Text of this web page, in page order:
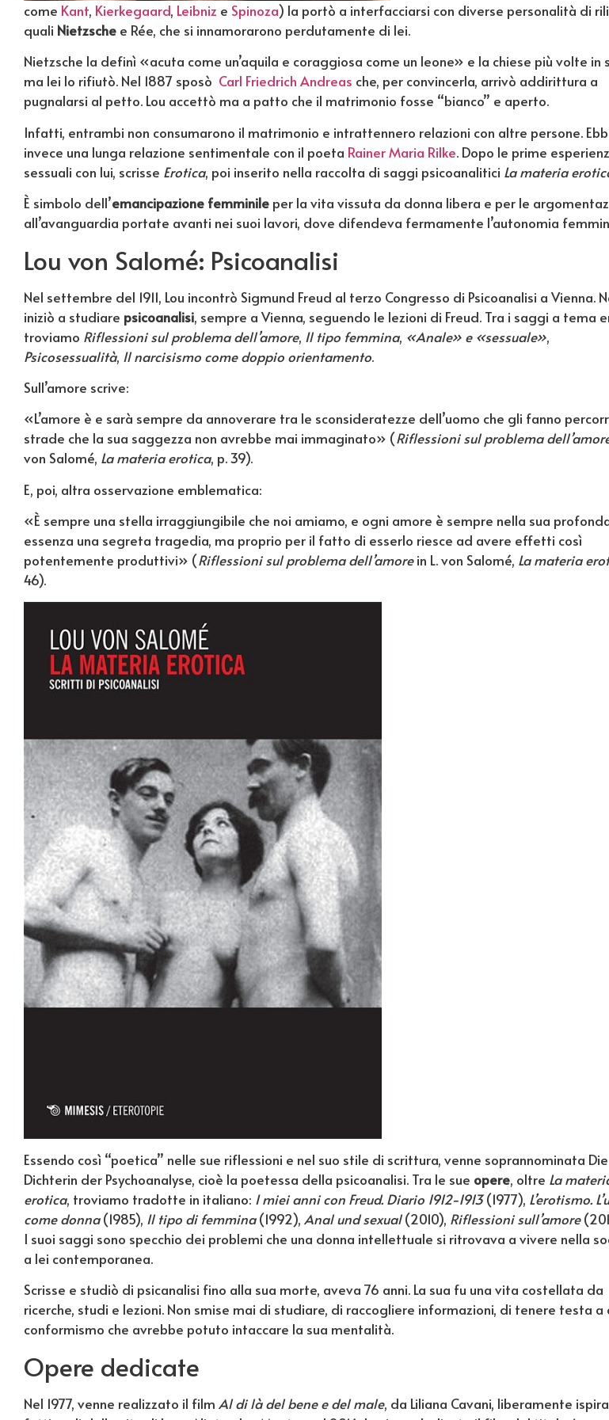
come Kant, Kierkegaard, Leibniz e Spinoza) la portò a interfacciarsi con diverse personalità di
quali Nietzsche e Rée, che si innamorarono perdutamente di lei.
Nietzsche la definì «acuta come un’aquila e coraggiosa come un leone» e la chiese più volte in
ma lei lo rifiutò. Nel 1887 sposò Carl Friedrich Andreas che, per convincerla, arrivò addirittura a
pugnalarsi al petto. Lou accettò ma a patto che il matrimonio fosse “bianco” e aperto.
Infatti, entrambi non consumarono il matrimonio e intrattennero relazioni con altre persone.
invece una lunga relazione sentimentale con il poeta Rainer Maria Rilke. Dopo le prime
sessuali con lui, scrisse Erotica, poi inserito nella raccolta di saggi psicoanalitici La materia
È simbolo dell’emancipazione femminile per la vita vissuta da donna libera e per le
all’avanguardia portate avanti nei suoi lavori, dove difendeva fermamente l’autonomia
Lou von Salomé: Psicoanalisi
Nel settembre del 1911, Lou incontrò Sigmund Freud al terzo Congresso di Psicoanalisi a Vienna.
iniziò a studiare psicoanalisi, sempre a Vienna, seguendo le lezioni di Freud. Tra i saggi a tema
troviamo Riflessioni sul problema dell’amore, Il tipo femmina, «Anale» e «sessuale»,
Psicosessualità, Il narcisismo come doppio orientamento.
Sull’amore scrive:
«L’amore è e sarà sempre da annoverare tra le sconsideratezze dell’uomo che gli fanno
strade che la sua saggezza non avrebbe mai immaginato» (Riflessioni sul problema
von Salomé, La materia erotica, p. 39).
E, poi, altra osservazione emblematica:
«È sempre una stella irraggiungibile che noi amiamo, e ogni amore è sempre nella sua
essenza una segreta tragedia, ma proprio per il fatto di esserlo riesce ad avere effetti così
potentemente produttivi» (Riflessioni sul problema dell’amorein L. von Salomé, La materia
46).
Essendo così “poetica” nelle sue riflessioni e nel suo stile di scrittura, venne soprannominata Die
Dichterin der Psychoanalyse, cioè la poetessa della psicoanalisi. Tra le sue opere, oltre La
erotica, troviamo tradotte in italiano: I miei anni con Freud. Diario 1912-1913(1977), L’erotismo.
come donna(1985), Il tipo di femmina(1992), Anal und sexual(2010), Riflessioni sull’amore
I suoi saggi sono specchio dei problemi che una donna intellettuale si ritrovava a vivere nella
a lei contemporanea.
Scrisse e studiò di psicanalisi fino alla sua morte, aveva 76 anni. La sua fu una vita costellata da
ricerche, studi e lezioni. Non smise mai di studiare, di raccogliere informazioni, di tenere testa a
conformismo che avrebbe potuto intaccare la sua mentalità.
Opere dedicate
Nel 1977, venne realizzato il film Al di là del bene e del male, da Liliana Cavani, liberamente